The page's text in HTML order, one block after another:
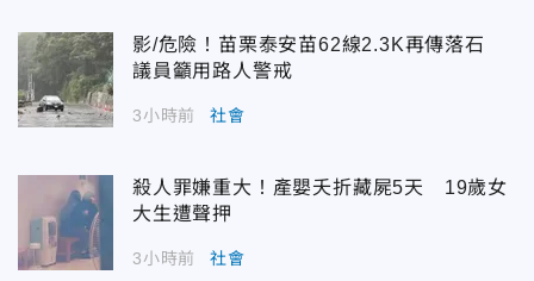
影/危險！苗栗泰安苗62線2.3K再傳落石
議員籲用路人警戒
3小時前 社會
殺人罪嫌重大！產嬰夭折藏屍5天 19歲女
大生遭聲押
3小時前 社會